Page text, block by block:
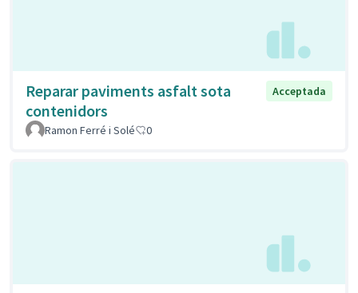
Reparar paviments asfalt sota
contenidors
Acceptada
Ramon Ferré i Solé 0